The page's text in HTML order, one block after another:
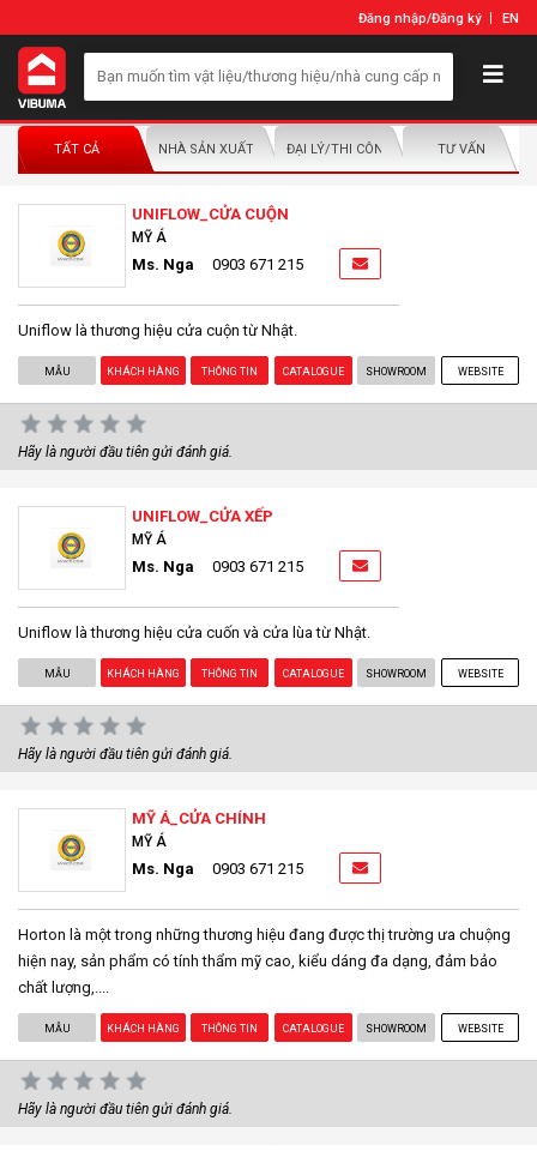
Đăng nhập/Đăng ký EN
TẤT CẢ NHÀ SẢN XUẤT/NHÀ PHÂN PHỐIĐẠI LÝ/THI CÔNG LẮP ĐẶTTƯ VẤN
UNIFLOW_CỬA CUỘN
MỸ Á
Ms. Nga 0903 671 215
Uniflow là thương hiệu cửa cuộn từ Nhật.
MẪU KHÁCH HÀNG THÔNG TIN CATALOGUE SHOWROOM WEBSITE
Hãy là người đầu tiên gửi đánh giá.
UNIFLOW_CỬA XẾP
MỸ Á
Ms. Nga 0903 671 215
Uniflow là thương hiệu cửa cuốn và cửa lùa từ Nhật.
MẪU KHÁCH HÀNG THÔNG TIN CATALOGUE SHOWROOM WEBSITE
Hãy là người đầu tiên gửi đánh giá.
MỸ Á_CỬA CHÍNH
MỸ Á
Ms. Nga 0903 671 215
Horton là một trong những thương hiệu đang được thị trường ưa chuộng
hiện nay, sản phẩm có tính thẩm mỹ cao, kiểu dáng đa dạng, đảm bảo
chất lượng,....
MẪU KHÁCH HÀNG THÔNG TIN CATALOGUE SHOWROOM WEBSITE
Hãy là người đầu tiên gửi đánh giá.